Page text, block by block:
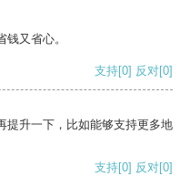
又省心。
支持[0] 反对[0]
提升一下，比如能够支持更多地
支持[0] 反对[0]